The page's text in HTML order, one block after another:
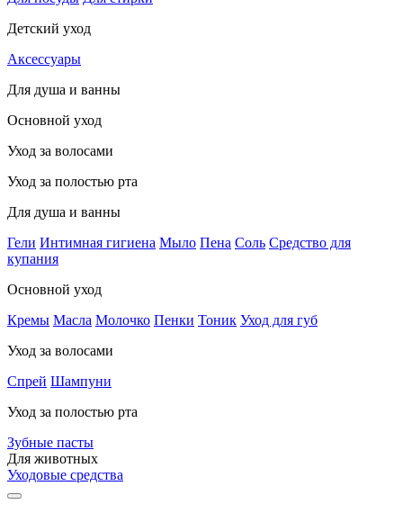
Детский уход
Аксессуары
Для душа и ванны
Основной уход
Уход за волосами
Уход за полостью рта
Для душа и ванны
Гели Интимная гигиена Мыло Пена Соль Средство для
купания
Основной уход
Кремы Масла Молочко Пенки Тоник Уход для губ
Уход за волосами
Спрей Шампуни
Уход за полостью рта
Зубные пасты
Для животных
Уходовые средства